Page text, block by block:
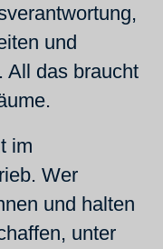
und
All das braucht
im
Wer
und halten
unter